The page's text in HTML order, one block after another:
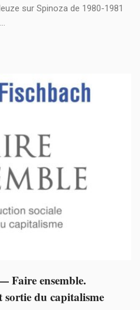
sur Spinoza de 1980-1981
Faire ensemble.
sortie du capitalisme